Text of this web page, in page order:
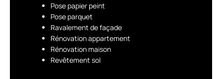
Pose papier peint
Pose parquet
Ravalement de façade
Rénovation appartement
Rénovation maison
Revêtement sol